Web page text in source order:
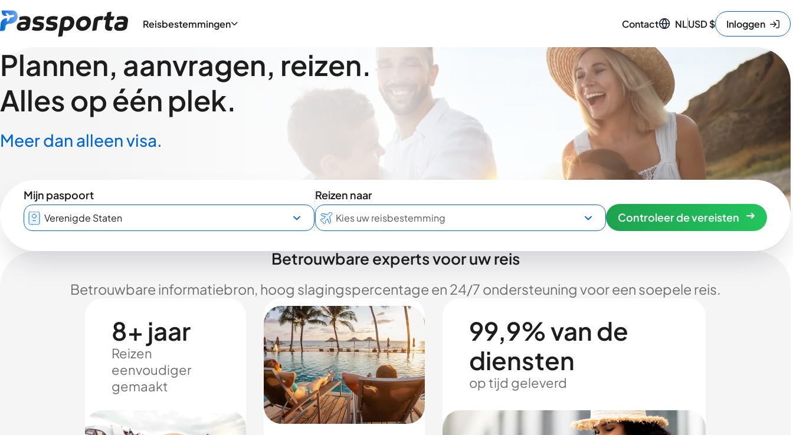
Reisbestemmingen Contact NLUSD$ Inloggen
Plannen, aanvragen, reizen.
Alles op één plek.
Meer dan alleen visa.
Mijn paspoort
Reizen naar
Controleer de vereisten
Betrouwbare experts voor uw reis
Betrouwbare informatiebron, hoog slagingspercentage en 24/7 ondersteuning voor een soepele reis.
8+ jaar
Reizen
eenvoudiger
gemaakt
99,9% van de
diensten
op tijd geleverd